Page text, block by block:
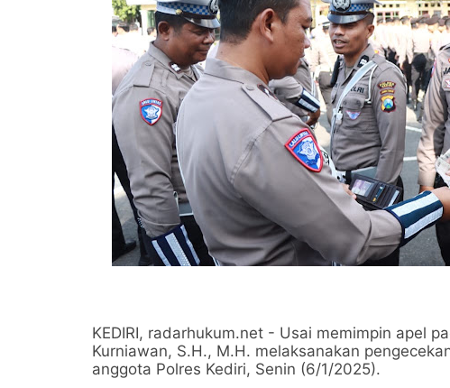
KEDIRI, radarhukum.net - Usai memimpin apel
Kurniawan, S.H., M.H. melaksanakan
anggota Polres Kediri, Senin (6/1/2025).